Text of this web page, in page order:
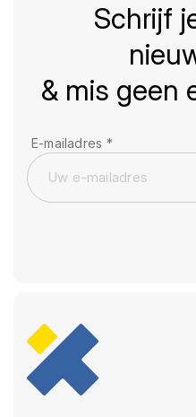
Schrijf
& mis geen
E-mailadres *